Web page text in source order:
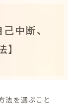
中断、
法を選ぶこと